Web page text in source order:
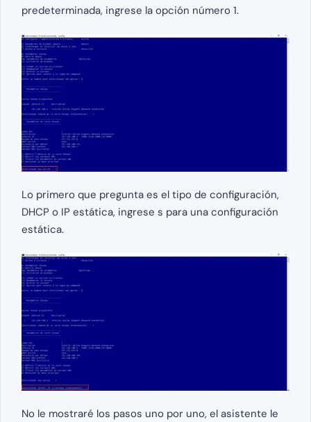
predeterminada, ingrese la opción número 1.
Lo primero que pregunta es el tipo de configuración,
DHCP o IP estática, ingrese s para una configuración
estática.
No le mostraré los pasos uno por uno, el asistente le